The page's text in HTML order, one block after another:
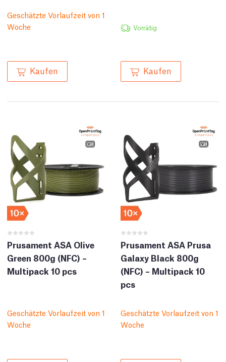
Geschätzte Vorlaufzeit von 1
Woche
Kaufen
Vorrätig
Kaufen
Prusament ASA Olive
Green 800g (NFC) –
Multipack 10 pcs
Geschätzte Vorlaufzeit von 1
Woche
Prusament ASA Prusa
Galaxy Black 800g
(NFC) – Multipack 10
pcs
Geschätzte Vorlaufzeit von 1
Woche